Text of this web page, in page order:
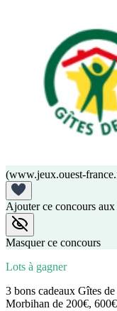
(www.jeux.ouest-
Ajouter ce concours
Masquer ce concours
Lots à gagner
3 bons cadeaux Gîtes
Morbihan de 200€,